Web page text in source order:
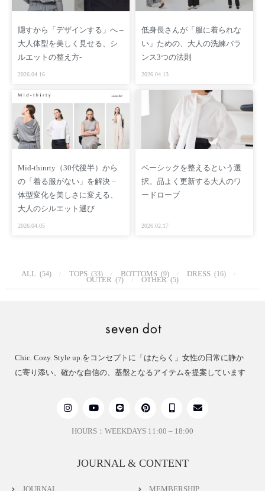
隠すから「デザインする」へ –
大人体型を美しく見せる、シ
ルエットの整え方-
2026.04.16
低身長さんが「服に着られな
い」ための、大人の洗練バラ
ンス3つの法則
2026.04.13
Mid-thinrty（30代後半）から
の「着る服がない」を解決 –
体型変化を美しさに変える、
大人のシルエット選び
2026.04.05
ベーシックを整えるという選
択。品よく更新する大人のワ
ードローブ
2026.02.17
ALL (54) TOPS (33) BOTTOMS (9) DRESS (16)
OUTER (7) OTHER (5)
Chic. Cozy. Style up.をコンセプトに「はたらく」女性の日常に静か
に寄り添い、確かな自信の、基盤となるアイテムを提案しています
HOURS：WEEKDAYS 11:00 – 18:00
JOURNAL & CONTENT
JOURNAL
MEMBERSHIP